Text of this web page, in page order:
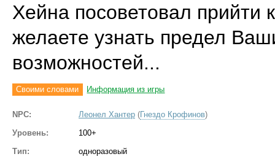
Хейна посоветовал прийти
желаете узнать предел
возможностей...
Своими словами Информация из игры
NPC: Леонел Хантер (Гнездо Крофинов)
Уровень:
100+
Тип:
одноразовый